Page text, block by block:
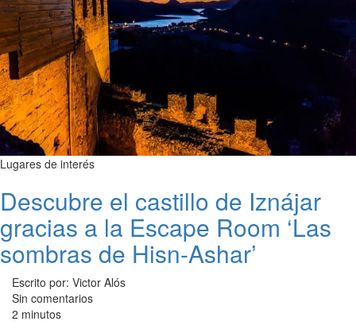
Lugares de interés
Descubre el castillo de Iznájar
gracias a la Escape Room ‘Las
sombras de Hisn-Ashar’
Escrito por: Victor Alós
Sin comentarios
2 minutos